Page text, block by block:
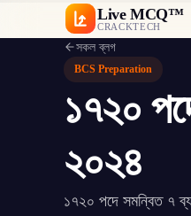
Live MCQ™
CRACKTECH
সকল ব্লগ
BCS Preparation
১৭২০
২০২৪
১৭২০ পদে সমন্বিত ৭